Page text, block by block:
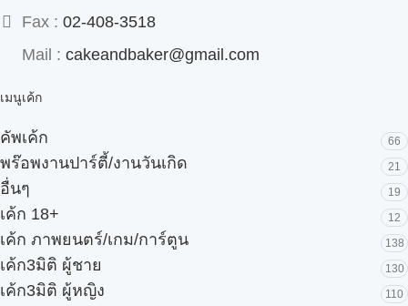
Fax : 02-408-3518
Mail : cakeandbaker@gmail.com
เมนูเค้ก
คัพเค้ก 66
พร๊อพงานปาร์ตี้/งานวันเกิด 21
อื่นๆ 19
เค้ก 18+ 12
เค้ก ภาพยนตร์/เกม/การ์ตูน 138
เค้ก3มิติ ผู้ชาย 130
เค้ก3มิติ ผู้หญิง 110